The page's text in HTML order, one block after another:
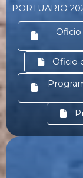
PORTUARIO
Oficio